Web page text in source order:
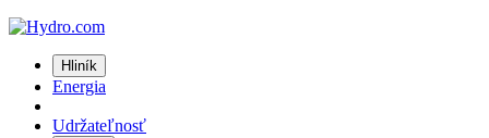
Hliník
Energia
Udržateľnosť